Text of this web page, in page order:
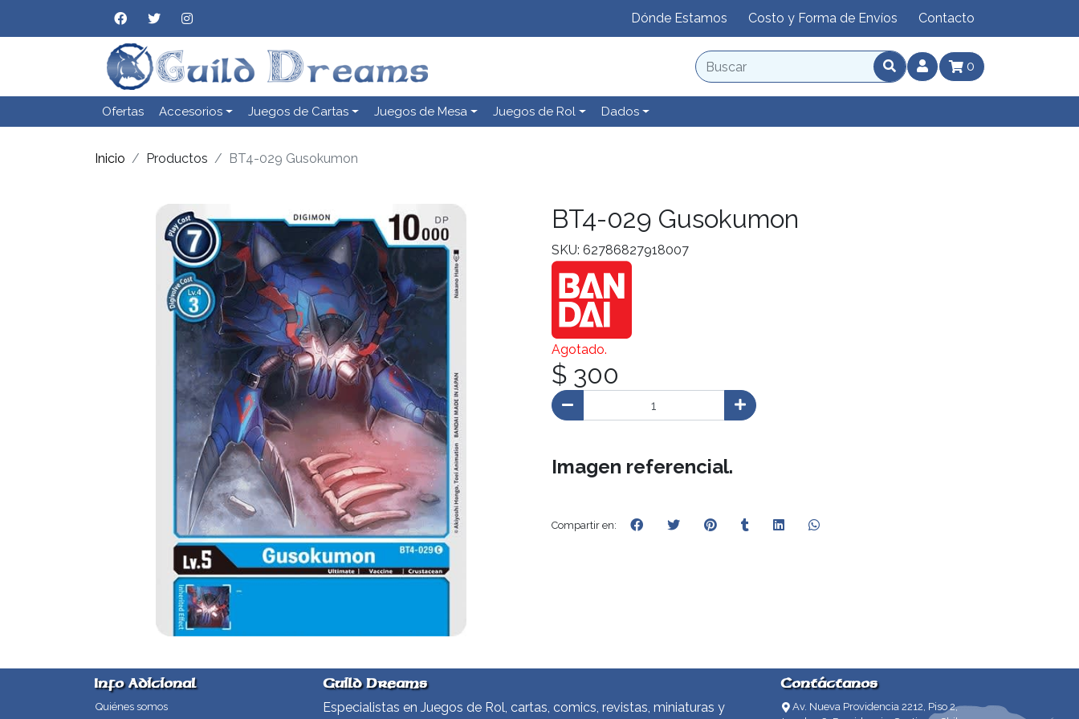
Dónde Estamos Costo y Forma de Envíos Contacto
0
Ofertas Accesorios Juegos de Cartas Juegos de Mesa Juegos de Rol Dados
Inicio Productos BT4-029 Gusokumon
BT4-029 Gusokumon
SKU: 62786827918007
Agotado.
$ 300
Imagen referencial.
Compartir en:
Info Adicional
Quiénes somos
Guild Dreams
Especialistas en Juegos de Rol, cartas, comics, revistas, miniaturas y
Contáctanos
Av. Nueva Providencia 2212, Piso 2,